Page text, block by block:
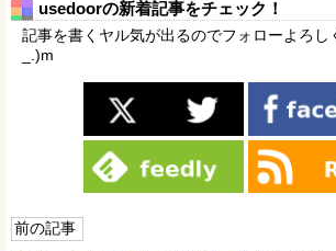
usedoorの新着記事をチェック！
記事を書くヤル気が出るのでフォローよろし
_.)m
前の記事